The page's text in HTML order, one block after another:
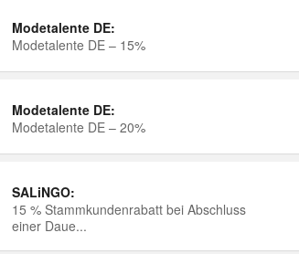
Modetalente DE:
Modetalente DE – 15%
Modetalente DE:
Modetalente DE – 20%
SALiNGO:
15 % Stammkundenrabatt bei Abschluss
einer Daue...